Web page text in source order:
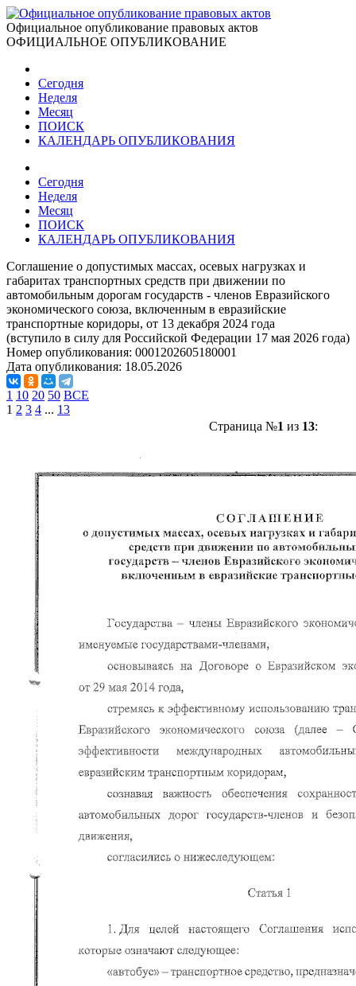
Официальное опубликование правовых актов
ОФИЦИАЛЬНОЕ ОПУБЛИКОВАНИЕ
Сегодня
Неделя
Месяц
ПОИСК
КАЛЕНДАРЬ ОПУБЛИКОВАНИЯ
Сегодня
Неделя
Месяц
ПОИСК
КАЛЕНДАРЬ ОПУБЛИКОВАНИЯ
Соглашение о допустимых массах, осевых нагрузках и
габаритах транспортных средств при движении по
автомобильным дорогам государств - членов Евразийского
экономического союза, включенным в евразийские
транспортные коридоры, от 13 декабря 2024 года
(вступило в силу для Российской Федерации 17 мая 2026 года)
Номер опубликования: 0001202605180001
Дата опубликования: 18.05.2026
1 10 20 50 ВСЕ
1 2 3 4 ... 13
Страница №1 из 13: